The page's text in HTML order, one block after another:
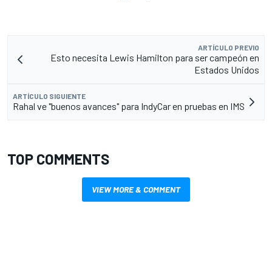
ARTÍCULO PREVIO
Esto necesita Lewis Hamilton para ser campeón en
Estados Unidos
ARTÍCULO SIGUIENTE
Rahal ve "buenos avances" para IndyCar en pruebas en IMS
TOP COMMENTS
VIEW MORE & COMMENT